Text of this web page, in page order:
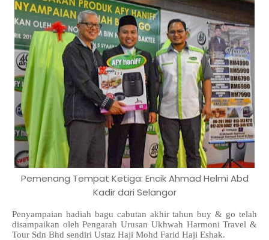
Pemenang Tempat Ketiga: Encik Ahmad Helmi Abd
Kadir dari Selangor
Penyampaian hadiah bagu cabutan akhir tahun buy & go telah
disampaikan oleh Pengarah Urusan Ukhwah Harmoni Travel &
Tour Sdn Bhd sendiri Ustaz Haji Mohd Farid Haji Eshak.